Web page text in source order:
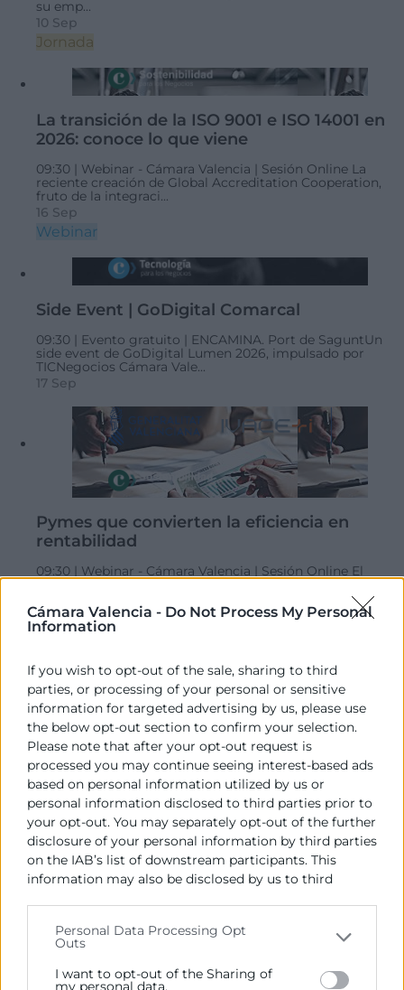
Cámara Valencia - Do Not Process My Personal
Information
If you wish to opt-out of the sale, sharing to third
parties, or processing of your personal or sensitive
information for targeted advertising by us, please use
the below opt-out section to confirm your selection.
Please note that after your opt-out request is
processed you may continue seeing interest-based ads
based on personal information utilized by us or
personal information disclosed to third parties prior to
your opt-out. You may separately opt-out of the further
disclosure of your personal information by third parties
on the IAB’s list of downstream participants. This
information may also be disclosed by us to third
Please note that this website/app uses one or more
Google services and may gather and store information
including but not limited to your visit or usage
Personal Data Processing Opt
Outs
I want to opt-out of the Sharing of
my personal data.
su emp...
10 Sep
Jornada
La transición de la ISO 9001 e ISO 14001 en
2026: conoce lo que viene
09:30 | Webinar - Cámara Valencia | Sesión Online La
reciente creación de Global Accreditation Cooperation,
fruto de la integraci...
16 Sep
Webinar
Side Event | GoDigital Comarcal
09:30 | Evento gratuito | ENCAMINA. Port de Sagunt​Un
side event de GoDigital Lumen 2026, impulsado por
TICNegocios Cámara Vale...
17 Sep
Pymes que convierten la eficiencia en
rentabilidad
09:30 | Webinar - Cámara Valencia | Sesión Online El
webinar, en formato online, aborda cómo la sostenibilidad
17 Sep
Webinar
Social Commerce: Destino Costa Rica
10:30 | Gratuito |Cámara Valencia - C. del Poeta Querol, 15
- Aula 4 - 3ª Planta Conocer el mundo digital
costarricense para orientar las estrategias y acciones ...
18 Sep
Taller
4›